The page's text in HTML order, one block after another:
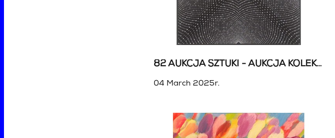
82 AUKCJA SZTUKI - AUKCJA KOLEKCJONERSKA
04 March 2025r.